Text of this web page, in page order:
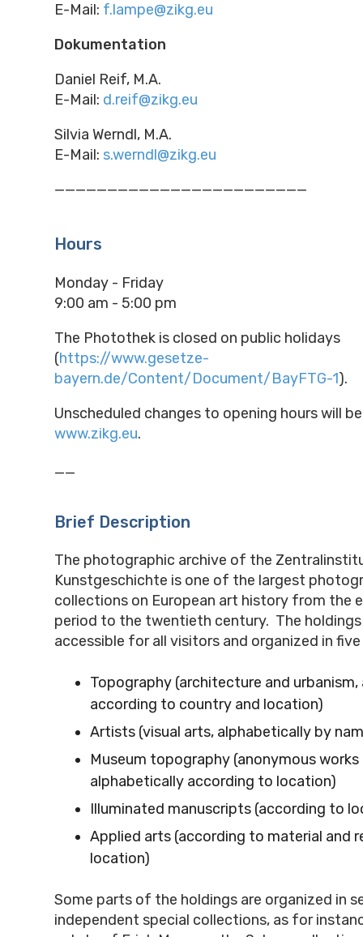
E-Mail: f.lampe@zikg.eu
Dokumentation
Daniel Reif, M.A.
E-Mail: d.reif@zikg.eu
Silvia Werndl, M.A.
E-Mail: s.werndl@zikg.eu
————————————————————————
Hours
Monday - Friday
9:00 am - 5:00 pm
The Photothek is closed on public holidays
(https://www.gesetze-
bayern.de/Content/Document/BayFTG-1).
Unscheduled changes to opening hours will
www.zikg.eu.
__
Brief Description
The photographic archive of the
Kunstgeschichte is one of the largest
collections on European art history from the
period to the twentieth century. The
accessible for all visitors and organized in
Topography (architecture and
according to country and location)
Artists (visual arts, alphabetically by
Museum topography (anonymous
alphabetically according to location)
Illuminated manuscripts (according to
Applied arts (according to material and
location)
Some parts of the holdings are organized in
independent special collections, as for